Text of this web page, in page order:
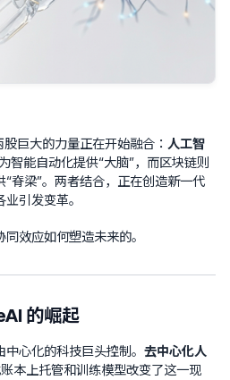
巨大的力量正在开始融合： 人工智
智能自动化提供“大脑”，而区块链则
脊梁”。两者结合，正在创造新一代
引发变革。
效应如何塑造未来的。
的崛起
心化的科技巨头控制。 去中心化人
本上托管和训练模型改变了这一现